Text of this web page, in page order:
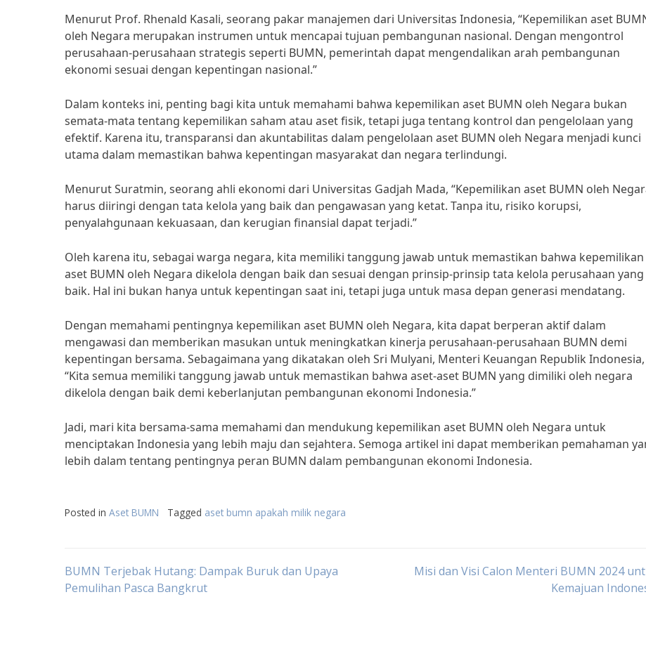
Menurut Prof. Rhenald Kasali, seorang pakar manajemen dari Universitas Indonesia, “Kepemilikan aset
oleh Negara merupakan instrumen untuk mencapai tujuan pembangunan nasional. Dengan mengontrol
perusahaan-perusahaan strategis seperti BUMN, pemerintah dapat mengendalikan arah pembangunan
ekonomi sesuai dengan kepentingan nasional.”
Dalam konteks ini, penting bagi kita untuk memahami bahwa kepemilikan aset BUMN oleh Negara bukan
semata-mata tentang kepemilikan saham atau aset fisik, tetapi juga tentang kontrol dan pengelolaan yang
efektif. Karena itu, transparansi dan akuntabilitas dalam pengelolaan aset BUMN oleh Negara menjadi kunci
utama dalam memastikan bahwa kepentingan masyarakat dan negara terlindungi.
Menurut Suratmin, seorang ahli ekonomi dari Universitas Gadjah Mada, “Kepemilikan aset BUMN oleh
harus diiringi dengan tata kelola yang baik dan pengawasan yang ketat. Tanpa itu, risiko korupsi,
penyalahgunaan kekuasaan, dan kerugian finansial dapat terjadi.”
Oleh karena itu, sebagai warga negara, kita memiliki tanggung jawab untuk memastikan bahwa kepemilikan
aset BUMN oleh Negara dikelola dengan baik dan sesuai dengan prinsip-prinsip tata kelola perusahaan yang
baik. Hal ini bukan hanya untuk kepentingan saat ini, tetapi juga untuk masa depan generasi mendatang.
Dengan memahami pentingnya kepemilikan aset BUMN oleh Negara, kita dapat berperan aktif dalam
mengawasi dan memberikan masukan untuk meningkatkan kinerja perusahaan-perusahaan BUMN demi
kepentingan bersama. Sebagaimana yang dikatakan oleh Sri Mulyani, Menteri Keuangan Republik Indonesia,
“Kita semua memiliki tanggung jawab untuk memastikan bahwa aset-aset BUMN yang dimiliki oleh negara
dikelola dengan baik demi keberlanjutan pembangunan ekonomi Indonesia.”
Jadi, mari kita bersama-sama memahami dan mendukung kepemilikan aset BUMN oleh Negara untuk
menciptakan Indonesia yang lebih maju dan sejahtera. Semoga artikel ini dapat memberikan pemahaman
lebih dalam tentang pentingnya peran BUMN dalam pembangunan ekonomi Indonesia.
Posted in Aset BUMN Tagged aset bumn apakah milik negara
Post
BUMN Terjebak Hutang: Dampak Buruk dan Upaya
Pemulihan Pasca Bangkrut
Misi dan Visi Calon Menteri BUMN 2024
Kemajuan